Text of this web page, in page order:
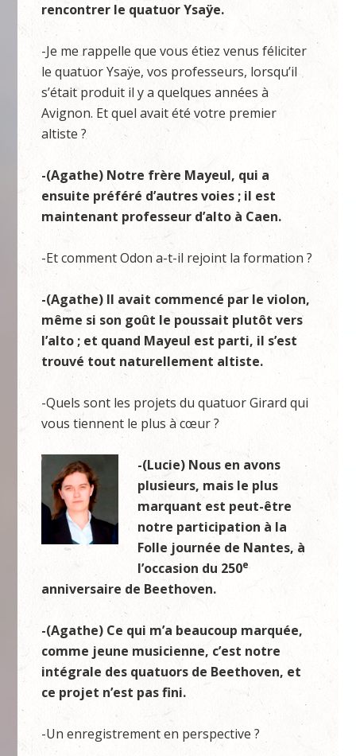
rencontrer le quatuor Ysaÿe.
-Je me rappelle que vous étiez venus féliciter
le quatuor Ysaÿe, vos professeurs, lorsqu’il
s’était produit il y a quelques années à
Avignon. Et quel avait été votre premier
altiste ?
-(Agathe) Notre frère Mayeul, qui a
ensuite préféré d’autres voies ; il est
maintenant professeur d’alto à Caen.
-Et comment Odon a-t-il rejoint la formation ?
-(Agathe) Il avait commencé par le violon,
même si son goût le poussait plutôt vers
l’alto ; et quand Mayeul est parti, il s’est
trouvé tout naturellement altiste.
-Quels sont les projets du quatuor Girard qui
vous tiennent le plus à cœur ?
-(Lucie) Nous en avons
plusieurs, mais le plus
marquant est peut-être
notre participation à la
Folle journée de Nantes, à
l’occasion du 250e
anniversaire de Beethoven.
-(Agathe) Ce qui m’a beaucoup marquée,
comme jeune musicienne, c’est notre
intégrale des quatuors de Beethoven, et
ce projet n’est pas fini.
-Un enregistrement en perspective ?